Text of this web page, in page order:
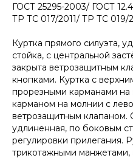
ГОСТ 25295-2003/ ГОСТ
ТР ТС 017/2011/ ТР ТС 019/
Куртка прямого силуэта,
стойка, с центральной
закрыта ветрозащитным
кнопками. Куртка с
прорезными карманами
карманом на молнии с
ветрозащитным клапаном.
удлиненная, по боковым
регулировки прилегания.
трикотажными манжетами,